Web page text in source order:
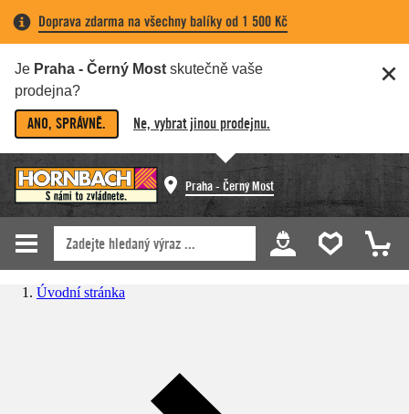
Doprava zdarma na všechny balíky od 1 500 Kč
Je Praha - Černý Most skutečně vaše
prodejna?
ANO, SPRÁVNĚ. Ne, vybrat jinou prodejnu.
Praha - Černý Most
Úvodní stránka